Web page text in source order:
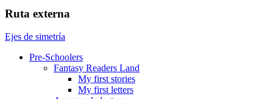
Ruta externa
Ejes de simetría
Pre-Schoolers
Fantasy Readers Land
My first stories
My first letters